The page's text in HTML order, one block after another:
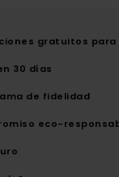
gratuitos para
30 días
de fidelidad
eco-